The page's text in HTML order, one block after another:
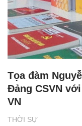
THỜI SỰ
Tọa đàm
Đảng CSVN
VN